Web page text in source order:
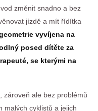
změnit snadno a bez
jízdě a mít řídítka
vyvíjena na
posed dítěte za
se kterými na
zároveň ale bez problémů
malých cyklistů a jejich